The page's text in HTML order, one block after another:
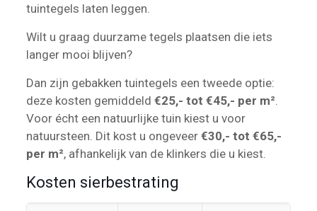
tuintegels laten leggen.
Wilt u graag duurzame tegels plaatsen die iets
langer mooi blijven?
Dan zijn gebakken tuintegels een tweede optie:
deze kosten gemiddeld €25,- tot €45,- per m².
Voor écht een natuurlijke tuin kiest u voor
natuursteen. Dit kost u ongeveer €30,- tot €65,-
per m², afhankelijk van de klinkers die u kiest.
Kosten sierbestrating